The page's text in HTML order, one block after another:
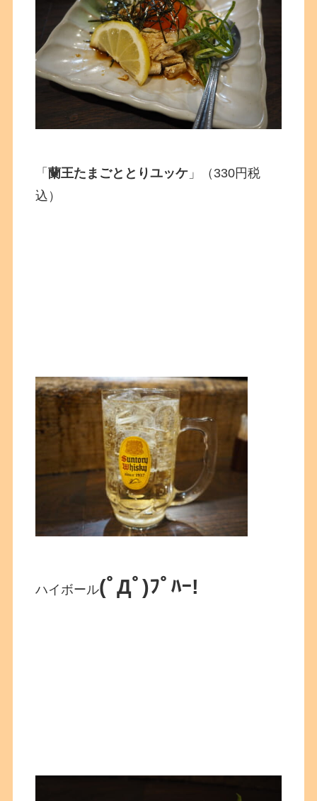
「蘭王たまごととりユッケ 」（330円税
込）
ハイボール(ﾟДﾟ)ﾌﾟﾊｰ!